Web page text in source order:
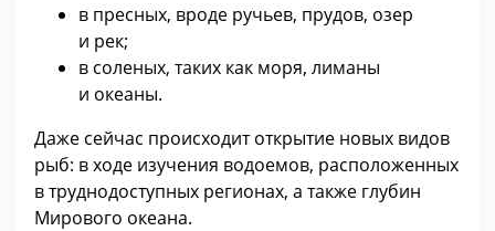
в пресных, вроде ручьев, прудов, озер
и рек;
в соленых, таких как моря, лиманы
и океаны.
Даже сейчас происходит открытие новых видов
рыб: в ходе изучения водоемов, расположенных
в труднодоступных регионах, а также глубин
Мирового океана.